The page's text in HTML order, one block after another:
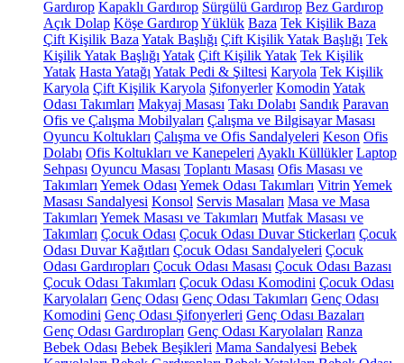
Gardırop Kapaklı Gardırop Sürgülü Gardırop Bez Gardırop
Açık Dolap Köşe GardıropYüklük Baza Tek Kişilik Baza
Çift Kişilik Baza Yatak Başlığı Çift Kişilik Yatak Başlığı Tek
Kişilik Yatak Başlığı Yatak Çift Kişilik Yatak Tek Kişilik
Yatak Hasta Yatağı Yatak Pedi & Şiltesi Karyola Tek Kişilik
Karyola Çift Kişilik Karyola Şifonyerler Komodin Yatak
Odası Takımları Makyaj Masası Takı Dolabı Sandık Paravan
Ofis ve Çalışma Mobilyaları Çalışma ve Bilgisayar Masası
Oyuncu Koltukları Çalışma ve Ofis Sandalyeleri Keson Ofis
Dolabı Ofis Koltukları ve Kanepeleri Ayaklı Küllükler Laptop
Sehpası Oyuncu Masası Toplantı Masası Ofis Masası ve
Takımları Yemek Odası Yemek Odası Takımları Vitrin Yemek
Masası Sandalyesi Konsol Servis Masaları Masa ve Masa
Takımları Yemek Masası ve Takımları Mutfak Masası ve
Takımları Çocuk Odası Çocuk Odası Duvar Stickerları Çocuk
Odası Duvar Kağıtları Çocuk Odası Sandalyeleri Çocuk
Odası Gardıropları Çocuk Odası Masası Çocuk Odası Bazası
Çocuk Odası Takımları Çocuk Odası Komodini Çocuk Odası
Karyolaları Genç Odası Genç Odası Takımları Genç Odası
Komodini Genç Odası Şifonyerleri Genç Odası Bazaları
Genç Odası Gardıropları Genç Odası Karyolaları Ranza
Bebek Odası Bebek Beşikleri Mama Sandalyesi Bebek